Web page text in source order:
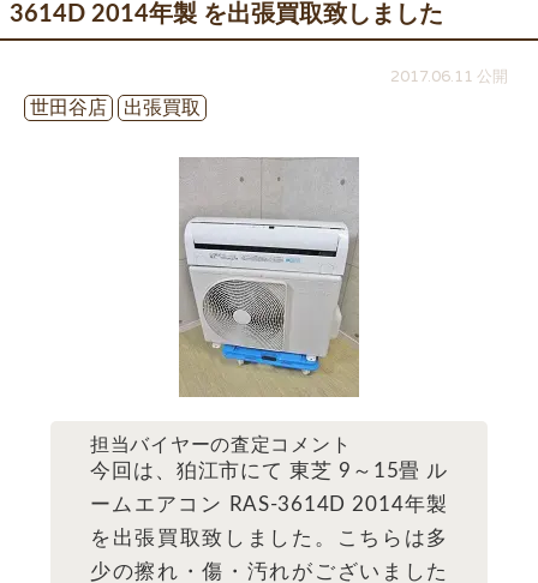
3614D 2014年製 を出張買取致しました
2017.06.11 公開
世田谷店
出張買取
担当バイヤーの査定コメント
今回は、狛江市にて 東芝 9～15畳 ル
ームエアコン RAS-3614D 2014年製
を出張買取致しました。こちらは多
少の擦れ・傷・汚れがございました